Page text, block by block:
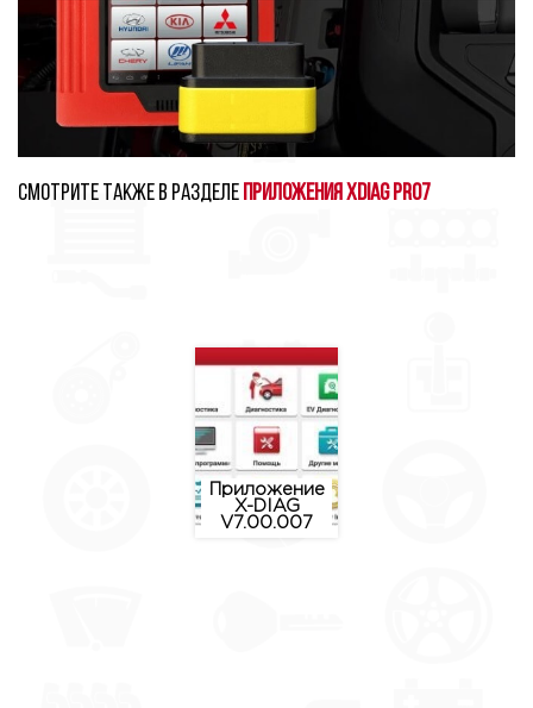
Смотрите также в разделе Приложения XDIAG PRO7
Приложение
X-DIAG
V7.00.007